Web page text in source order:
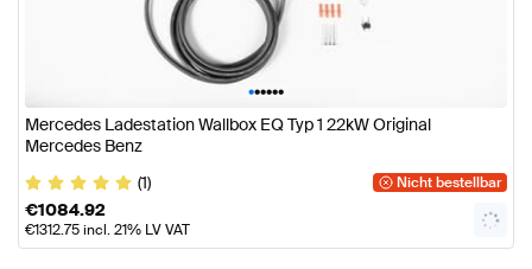
••••••
Mercedes Ladestation Wallbox EQ Typ 1 22kW Original
Mercedes Benz
(1)
Nicht bestellbar
€1084.92
€1312.75incl. 21% LV VAT